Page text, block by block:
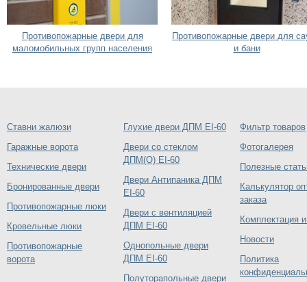
Противопожарные двери для
маломобильных групп населения
Противопожарные двери для
и бани
Ставни жалюзи
Гаражные ворота
Технические двери
Бронированные двери
Противопожарные люки
Кровельные люки
Противопожарные
ворота
Глухие двери ДПМ EI-60
Двери со стеклом
ДПМ(О) EI-60
Двери Антипаника ДПМ
EI-60
Двери с вентиляцией
ДПМ EI-60
Однопольные двери
ДПМ EI-60
Полуторапольные двери
Фильтр товаров
Фотогалерея
Полезные
Калькулятор
заказа
Комплектация
Новости
Политика